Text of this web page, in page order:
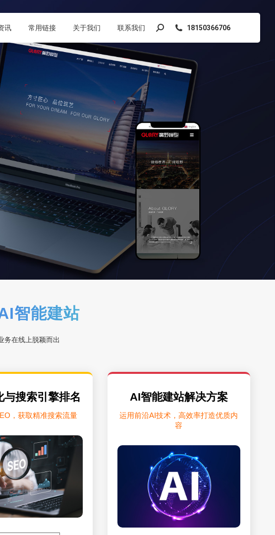
讯 常用链接 关于我们 联系我们
搜
18150366706
智能建站
务在线上脱颖而出
与搜索引擎排名
，获取精准搜索流量
AI智能建站解决方案
运用前沿AI技术，高效率打造优质内
容